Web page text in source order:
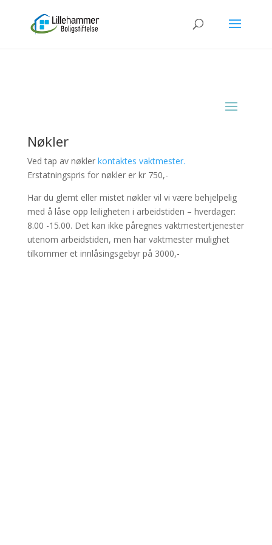
Nøkler
Ved tap av nøkler kontaktes vaktmester.
Erstatningspris for nøkler er kr 750,-
Har du glemt eller mistet nøkler vil vi være behjelpelig
med å låse opp leiligheten i arbeidstiden – hverdager:
8.00 -15.00. Det kan ikke påregnes vaktmestertjenester
utenom arbeidstiden, men har vaktmester mulighet
tilkommer et innlåsingsgebyr på 3000,-